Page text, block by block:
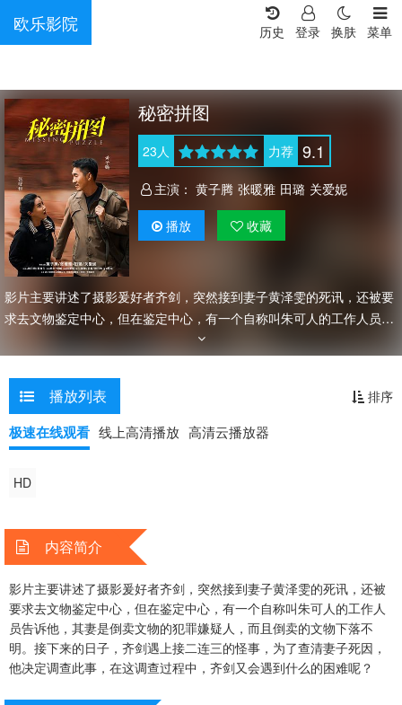
欧乐影院 菜单
换肤
登录
历史
秘密拼图
23人 力荐 9.1
主演： 黄子腾 张暖雅 田璐 关爱妮
播放 收藏
影片主要讲述了摄影爰好者齐剑，突然接到妻子黄泽雯的死讯，还被要
求去文物鉴定中心，但在鉴定中心，有一个自称叫朱可人的工作人员告
诉他，其妻是倒卖文物的犯罪嫌疑人，而且倒卖的文物下落不明。接下
来的日子，齐剑遇上接二连三的怪事，为了查清妻子死因，他决定调查
此事，在这调查过程中，齐剑又会遇到什么的困难呢？
播放列表 排序
极速在线观看 线上高清播放 高清云播放器
HD
内容简介
影片主要讲述了摄影爰好者齐剑，突然接到妻子黄泽雯的死讯，还被
要求去文物鉴定中心，但在鉴定中心，有一个自称叫朱可人的工作人
员告诉他，其妻是倒卖文物的犯罪嫌疑人，而且倒卖的文物下落不
明。接下来的日子，齐剑遇上接二连三的怪事，为了查清妻子死因，
他决定调查此事，在这调查过程中，齐剑又会遇到什么的困难呢？